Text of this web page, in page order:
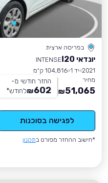
בפריסה ארצית
יונדאי I20
INTENSE
2021 יד 1
104,816 ק״מ
מחיר
51,065
₪
החזר חודשי מ-
602
₪לחודש*
לפגישה בסוכנות
*חישוב ההחזר מפורט בתקנון